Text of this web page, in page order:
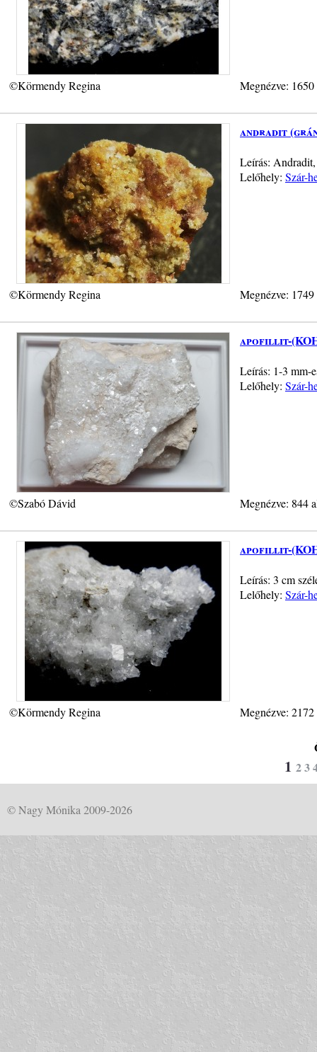
©Körmendy Regina Megnézve:
andradit
Leírás:
Lelőhely: Szár-
©Körmendy Regina Megnézve:
apofillit-
Leírás: 1-3 mm-
Lelőhely: Szár-
©Szabó Dávid Megnézve: 844
apofillit-
Leírás: 3 cm
Lelőhely: Szár-
©Körmendy Regina Megnézve:
1 23
© Nagy Mónika 2009-2026